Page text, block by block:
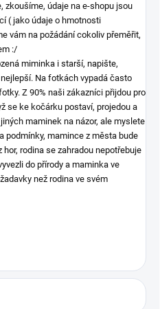
zkoušíme, údaje na e-shopu jsou
( jako údaje o hmotnosti
vám na požádání cokoliv přeměřit,
:/
miminka i starší, napište,
Na fotkách vypadá často
Z 90% naši zákazníci přijdou pro
se ke kočárku postaví, projedou a
maminek na názor, ale myslete
podmínky, mamince z města bude
rodina se zahradou nepotřebuje
do přírody a maminka ve
než rodina ve svém